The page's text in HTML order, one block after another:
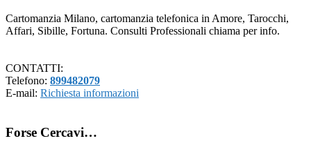
Cartomanzia Milano, cartomanzia telefonica in Amore, Tarocchi,
Affari, Sibille, Fortuna. Consulti Professionali chiama per info.
CONTATTI:
Telefono: 899482079
E-mail: Richiesta informazioni
Forse Cercavi…